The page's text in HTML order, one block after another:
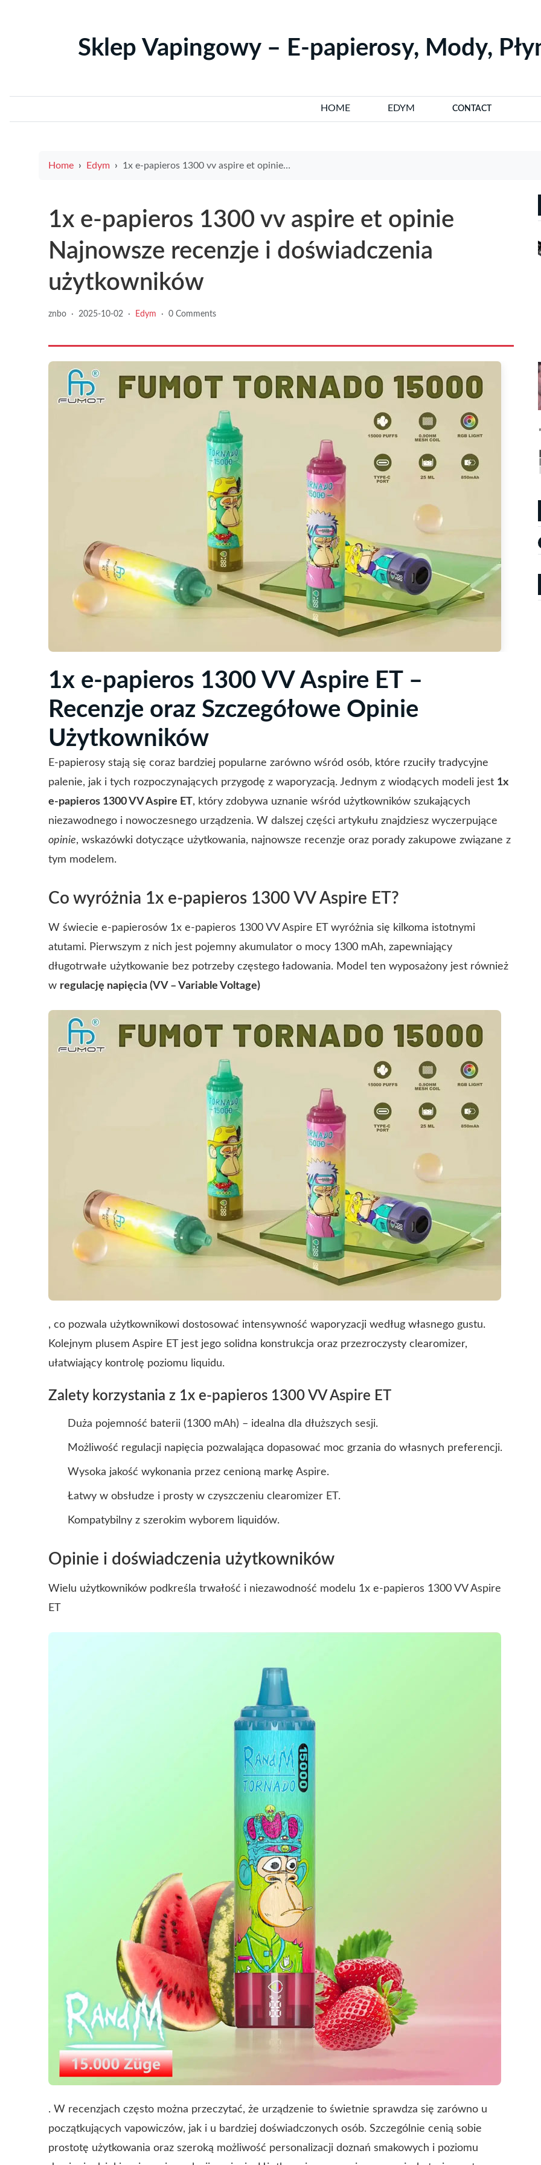
Sklep Vapingowy – E-papierosy, Mody,
HOME EDYM CONTACT
Home Edym 1x e-papieros 1300 vv aspire et opinie Najnowsze recenzje i doświadczenia użytkowników
1x e-papieros 1300 vv aspire et opinie
Najnowsze recenzje i doświadczenia
użytkowników
znbo · 2025-10-02 · Edym · 0 Comments
1x e-papieros 1300 VV Aspire ET –
Recenzje oraz Szczegółowe Opinie
Użytkowników
E-papierosy stają się coraz bardziej popularne zarówno wśród osób, które rzuciły tradycyjne
palenie, jak i tych rozpoczynających przygodę z waporyzacją. Jednym z wiodących modeli jest 1x
e-papieros 1300 VV Aspire ET, który zdobywa uznanie wśród użytkowników szukających
niezawodnego i nowoczesnego urządzenia. W dalszej części artykułu znajdziesz wyczerpujące
opinie, wskazówki dotyczące użytkowania, najnowsze recenzje oraz porady zakupowe związane z
tym modelem.
Co wyróżnia 1x e-papieros 1300 VV Aspire ET?
W świecie e-papierosów 1x e-papieros 1300 VV Aspire ET wyróżnia się kilkoma istotnymi
atutami. Pierwszym z nich jest pojemny akumulator o mocy 1300 mAh, zapewniający
długotrwałe użytkowanie bez potrzeby częstego ładowania. Model ten wyposażony jest również
w regulację napięcia (VV – Variable Voltage)
, co pozwala użytkownikowi dostosować intensywność waporyzacji według własnego gustu.
Kolejnym plusem Aspire ET jest jego solidna konstrukcja oraz przezroczysty clearomizer,
ułatwiający kontrolę poziomu liquidu.
Zalety korzystania z 1x e-papieros 1300 VV Aspire ET
Duża pojemność baterii (1300 mAh) – idealna dla dłuższych sesji.
Możliwość regulacji napięcia pozwalająca dopasować moc grzania do własnych preferencji.
Wysoka jakość wykonania przez cenioną markę Aspire.
Łatwy w obsłudze i prosty w czyszczeniu clearomizer ET.
Kompatybilny z szerokim wyborem liquidów.
Opinie i doświadczenia użytkowników
Wielu użytkowników podkreśla trwałość i niezawodność modelu 1x e-papieros 1300 VV Aspire
ET
. W recenzjach często można przeczytać, że urządzenie to świetnie sprawdza się zarówno u
początkujących vapowiczów, jak i u bardziej doświadczonych osób. Szczególnie cenią sobie
prostotę użytkowania oraz szeroką możliwość personalizacji doznań smakowych i poziomu